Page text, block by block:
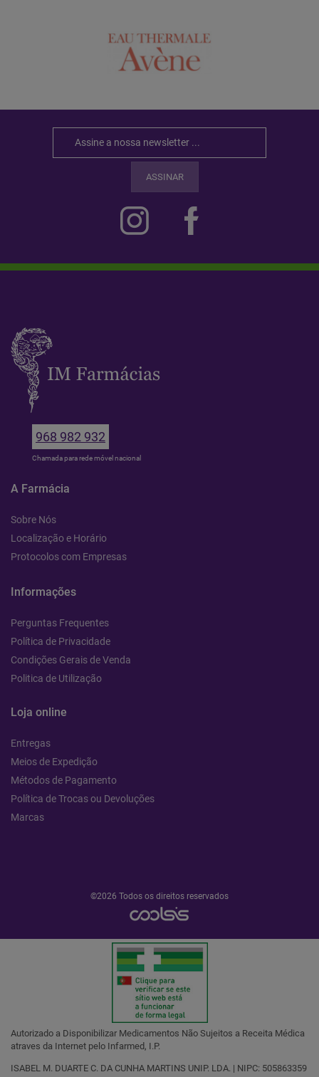
ASSINAR
968 982 932
Chamada para rede móvel nacional
A Farmácia
Sobre Nós
Localização e Horário
Protocolos com Empresas
Informações
Perguntas Frequentes
Política de Privacidade
Condições Gerais de Venda
Politica de Utilização
Loja online
Entregas
Meios de Expedição
Métodos de Pagamento
Política de Trocas ou Devoluções
Marcas
©2026 Todos os direitos reservados
Autorizado a Disponibilizar Medicamentos Não Sujeitos a Receita Médica
atraves da Internet pelo Infarmed, I.P.
ISABEL M. DUARTE C. DA CUNHA MARTINS UNIP. LDA. | NIPC: 505863359